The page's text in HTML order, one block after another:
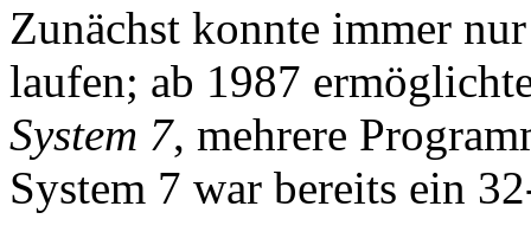
Zunächst konnte immer
laufen; ab 1987
System 7, mehrere
System 7 war bereits ein